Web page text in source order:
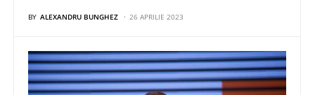
BY ALEXANDRU BUNGHEZ 26 APRILIE 2023